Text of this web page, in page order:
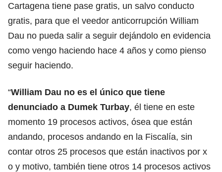
Cartagena tiene pase gratis, un salvo conducto
gratis, para que el veedor anticorrupción William
Dau no pueda salir a seguir dejándolo en evidencia
como vengo haciendo hace 4 años y como pienso
seguir haciendo.
“William Dau no es el único que tiene
denunciado a Dumek Turbay, él tiene en este
momento 19 procesos activos, ósea que están
andando, procesos andando en la Fiscalía, sin
contar otros 25 procesos que están inactivos por x
o y motivo, también tiene otros 14 procesos activos